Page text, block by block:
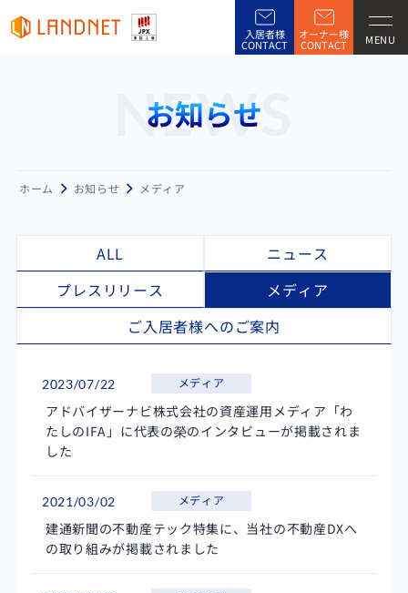
入居者様
CONTACT
オーナー様
CONTACT MENU
お知らせ
NEWS
ホーム お知らせ メディア
ALL
ニュース
プレスリリース
メディア
ご入居者様へのご案内
2023/07/22 メディア
アドバイザーナビ株式会社の資産運用メディア「わ
たしのIFA」に代表の榮のインタビューが掲載されま
した
2021/03/02 メディア
建通新聞の不動産テック特集に、当社の不動産DXへ
の取り組みが掲載されました